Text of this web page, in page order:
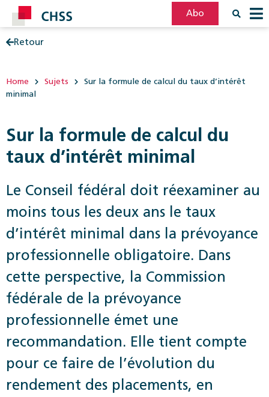
Abo
Retour
Home Sujets
Sur la formule de calcul du taux d’intérêt
minimal
Sur la formule de calcul du
taux d’intérêt minimal
Le Conseil fédéral doit réexaminer au
moins tous les deux ans le taux
d’intérêt minimal dans la prévoyance
professionnelle obligatoire. Dans
cette perspective, la Commission
fédérale de la prévoyance
professionnelle émet une
recommandation. Elle tient compte
pour ce faire de l’évolution du
rendement des placements, en